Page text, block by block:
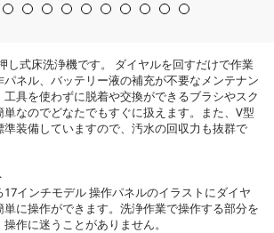
し式床洗浄機です。 ダイヤルを回すだけで作業
ネル、バッテリー液の補充が不要なメンテナン
具を使わずに脱着や交換ができるブラシやスク
なのでどなたでもすぐに扱えます。また、V型
装備していますので、汚水の回収力も抜群で
インチモデル 操作パネルのイラストにダイヤ
単に操作ができます。洗浄作業で操作する部分を
作に迷うことがありません。